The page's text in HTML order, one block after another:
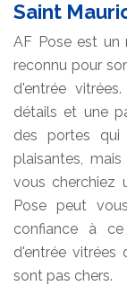
Saint
AF Pose est un
reconnu pour
d'entrée
détails et une
des portes qui
plaisantes,
vous cherchiez
Pose peut
confiance à
d'entrée vitrées
sont pas chers.